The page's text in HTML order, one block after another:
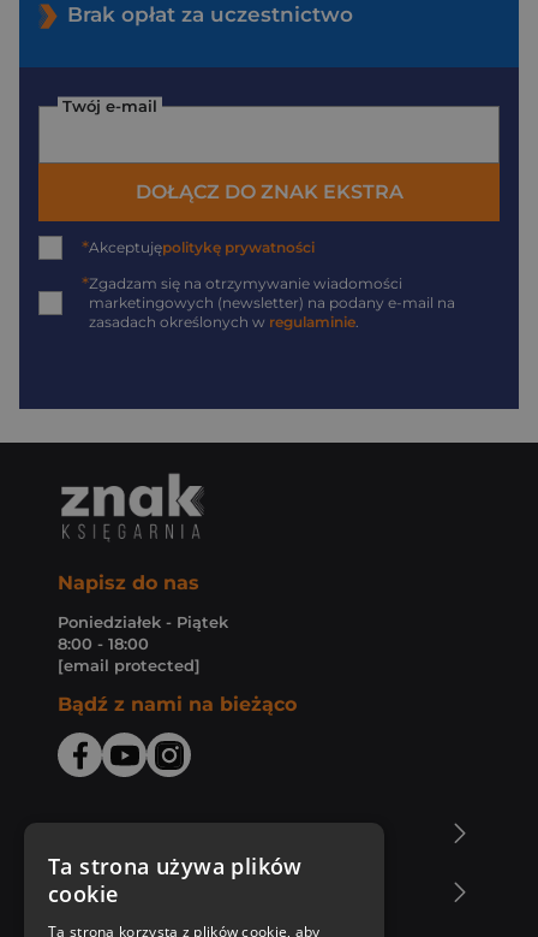
Brak opłat za uczestnictwo
Twój e-mail
DOŁĄCZ DO ZNAK EKSTRA
*Akceptujępolitykę prywatności
*Zgadzam się na otrzymywanie wiadomości
marketingowych (newsletter) na podany e-mail na
zasadach określonych w regulaminie
Napisz do nas
Poniedziałek - Piątek
8:00 - 18:00
[email protected]
Bądź z nami na bieżąco
Zakupy u nas
Ta strona używa plików
cookie
Ta strona korzysta z plików cookie, aby